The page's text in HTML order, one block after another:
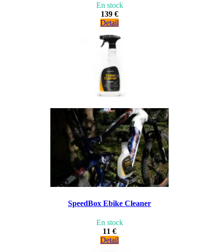
En stock
139 €
Detail
SpeedBox Ebike Cleaner
En stock
11 €
Detail